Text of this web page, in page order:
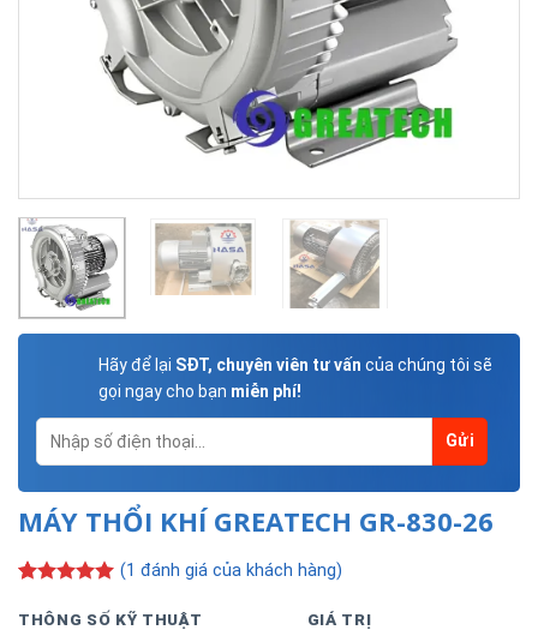
Hãy để lại SĐT, chuyên viên tư vấn của chúng tôi sẽ
gọi ngay cho bạn miễn phí!
MÁY THỔI KHÍ GREATECH GR-830-26
dựa trên
(1 đánh giá của khách hàng)
THÔNG SỐ KỸ THUẬT
GIÁ TRỊ